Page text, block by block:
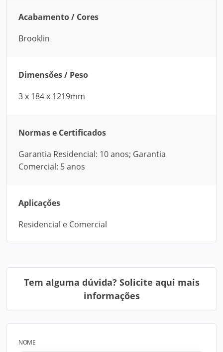
Acabamento / Cores
Brooklin
Dimensões / Peso
3 x 184 x 1219mm
Normas e Certificados
Garantia Residencial: 10 anos; Garantia
Comercial: 5 anos
Aplicações
Residencial e Comercial
Tem alguma dúvida? Solicite aqui mais
informações
NOME